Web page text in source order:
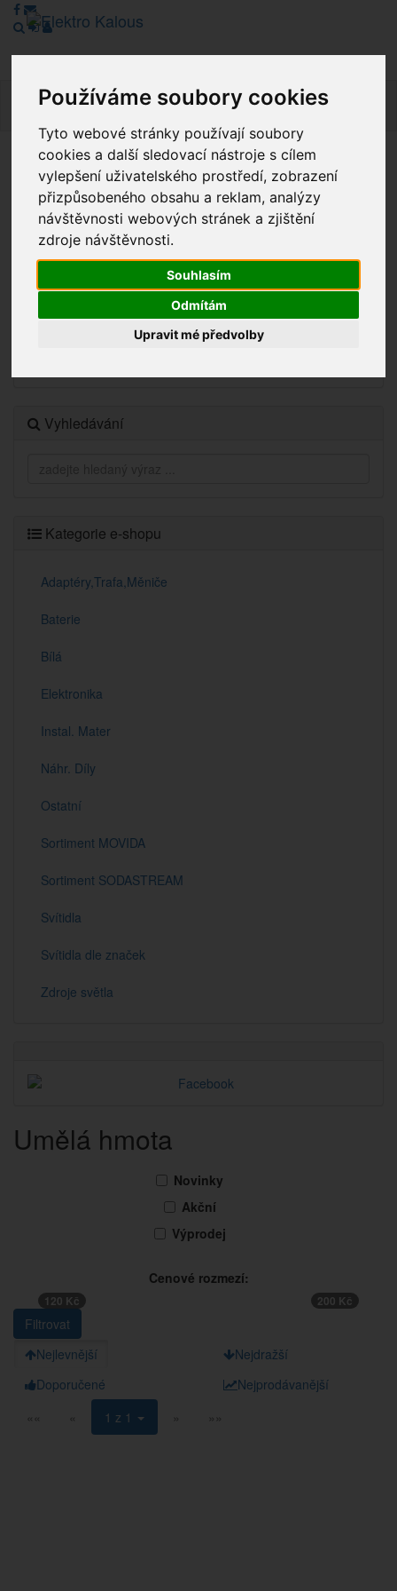
Používáme soubory cookies
Tyto webové stránky používají soubory
cookies a další sledovací nástroje s cílem
vylepšení uživatelského prostředí, zobrazení
přizpůsobeného obsahu a reklam, analýzy
návštěvnosti webových stránek a zjištění
zdroje návštěvnosti.
Souhlasím
Odmítám
Upravit mé předvolby
Vážení zákazníci, v tuto chvíli je Náš internetový obchod v
režimu Katalogu. Objednávky on-line nyní nelze vyřídit.
Děkujeme za pochopení.
Novinky
Vyhledávání
Kategorie e-shopu
Adaptéry,Trafa,Měniče
Baterie
Bílá
Elektronika
Instal. Mater
Náhr. Díly
Ostatní
Sortiment MOVIDA
Sortiment SODASTREAM
Svítidla
Svítidla dle značek
Zdroje světla
Umělá hmota
Novinky
Akční
Výprodej
Cenové rozmezí:
120 Kč 200 Kč
Nejlevnější
Nejdražší
Doporučené
Nejprodávanější
««
« 1 z 1 » »»